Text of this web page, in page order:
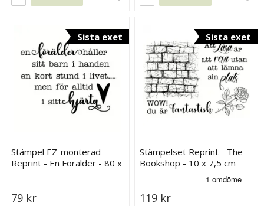
Sista exet
Stämpel EZ-monterad
Reprint - En Förälder - 80 x
79 kr
Sista exet
Stämpelset Reprint - The
Bookshop - 10 x 7,5 cm
119 kr